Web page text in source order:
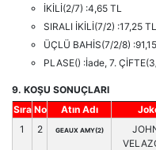
İKİLİ(2/7) :4,65 TL
SIRALI İKİLİ(7/2) :17,25 TL
ÜÇLÜ BAHİS(7/2/8)
PLASE() :İade, 7.
9. KOŞU SONUÇLARI
Sıra No Atın Adı
1
2 GEAUX AMY(2)